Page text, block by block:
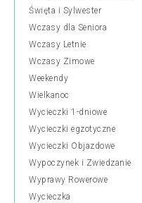
Święta i Sylwester
Wczasy dla Seniora
Wczasy Letnie
Wczasy Zimowe
Weekendy
Wielkanoc
Wycieczki 1-dniowe
Wycieczki egzotyczne
Wycieczki Objazdowe
Wypoczynek i Zwiedzanie
Wyprawy Rowerowe
Wycieczka